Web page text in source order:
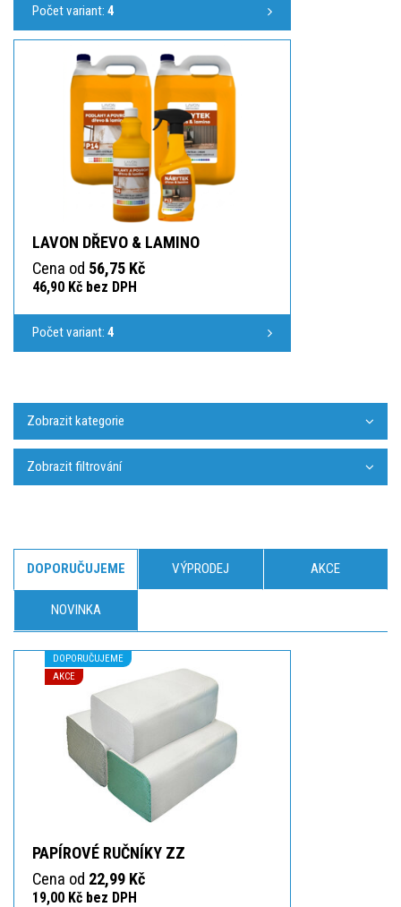
Počet variant: 4
LAVON DŘEVO & LAMINO
Cena od 56,75 Kč
46,90 Kč bez DPH
Počet variant: 4
Zobrazit kategorie
Zobrazit filtrování
DOPORUČUJEME VÝPRODEJ AKCE
NOVINKA
DOPORUČUJEME
AKCE
PAPÍROVÉ RUČNÍKY ZZ
Cena od 22,99 Kč
19,00 Kč bez DPH